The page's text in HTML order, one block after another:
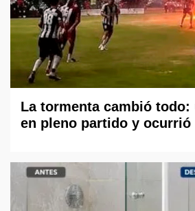
La tormenta cambió todo:
en pleno partido y ocurrió